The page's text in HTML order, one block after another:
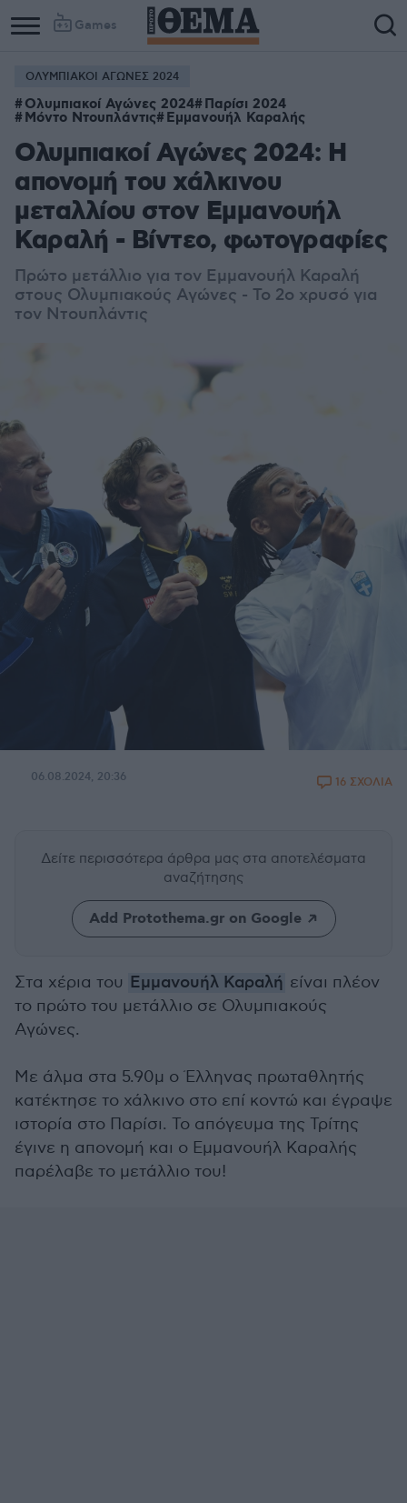
Games
ΟΛΥΜΠΙΑΚΟΙ ΑΓΩΝΕΣ 2024
Ολυμπιακοί Αγώνες 2024 Παρίσι 2024
Μόντο Ντουπλάντις Εμμανουήλ Καραλής
Ολυμπιακοί Αγώνες 2024: Η
απονομή του χάλκινου
μεταλλίου στον Εμμανουήλ
Καραλή - Βίντεο, φωτογραφίες
Πρώτο μετάλλιο για τον Εμμανουήλ Καραλή
στους Ολυμπιακούς Αγώνες - Το 2ο χρυσό για
τον Ντουπλάντις
06.08.2024, 20:36 16 ΣΧΟΛΙΑ
Δείτε περισσότερα άρθρα μας στα αποτελέσματα
αναζήτησης
Add Protothema.gr on Google
Στα χέρια του Εμμανουήλ Καραλή είναι πλέον
το πρώτο του μετάλλιο σε Ολυμπιακούς
Αγώνες.
Με άλμα στα 5.90μ ο Έλληνας πρωταθλητής
κατέκτησε το χάλκινο στο επί κοντώ και έγραψε
ιστορία στο Παρίσι. Το απόγευμα της Τρίτης
έγινε η απονομή και ο Εμμανουήλ Καραλής
παρέλαβε το μετάλλιο του!